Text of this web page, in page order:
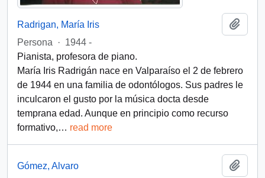
Radrigan, María Iris
Persona
· 1944 -
Pianista, profesora de piano.
María Iris Radrigán nace en Valparaíso el 2 de febrero
de 1944 en una familia de odontólogos. Sus padres le
inculcaron el gusto por la música docta desde
temprana edad. Aunque en principio como recurso
formativo,… read more
Gómez, Alvaro